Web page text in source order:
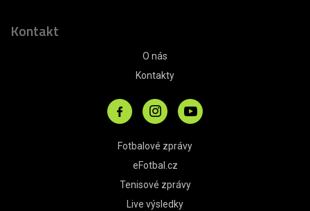
Kontakt
O nás
Kontakty
Fotbalové zprávy
eFotbal.cz
Tenisové zprávy
Live výsledky